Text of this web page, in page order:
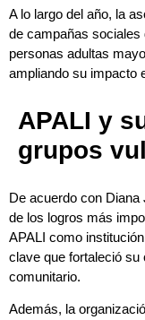
A lo largo del año, la
de campañas sociales
personas adultas
ampliando su impacto
APALI y
grupos
De acuerdo con
de los logros más
APALI como
clave que fortaleció
comunitario.
Además, la